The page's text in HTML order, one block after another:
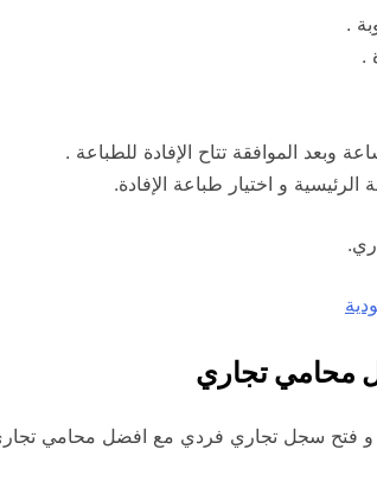
.
.
الرئيسية و اختيار طباعة الإفادة.
محامي تجاري
و فتح سجل تجاري فردي مع افضل محامي